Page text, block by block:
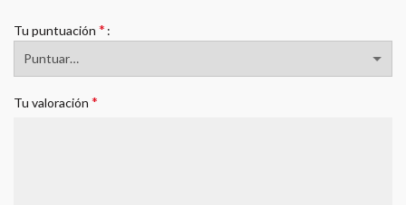
Tu puntuación *
Tu valoración *